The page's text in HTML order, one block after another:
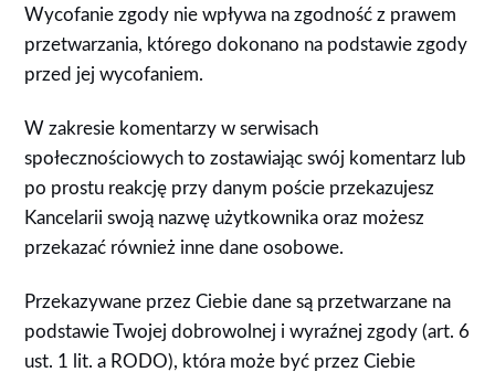
Wycofanie zgody nie wpływa na zgodność z prawem
przetwarzania, którego dokonano na podstawie zgody
przed jej wycofaniem.
W zakresie komentarzy w serwisach
społecznościowych to zostawiając swój komentarz lub
po prostu reakcję przy danym poście przekazujesz
Kancelarii swoją nazwę użytkownika oraz możesz
przekazać również inne dane osobowe.
Przekazywane przez Ciebie dane są przetwarzane na
podstawie Twojej dobrowolnej i wyraźnej zgody (art. 6
ust. 1 lit. a RODO), która może być przez Ciebie